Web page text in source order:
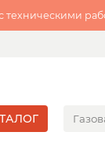
техническими